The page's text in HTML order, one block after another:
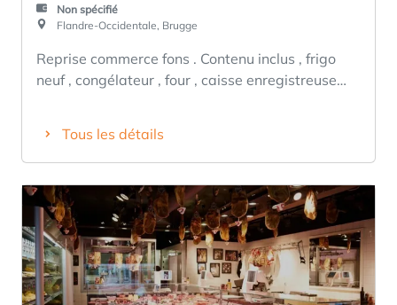
Non spécifié
Flandre-Occidentale, Brugge
Reprise commerce fons . Contenu inclus , frigo
neuf , congélateur , four , caisse enregistreuse
5 chambres , séjour 60 m , cuisine ouverte (
neuve ) salle de bain rénovée , terrasse sur le toit
60 m Prix négociable sur visite . 0468162232
Tous les détails